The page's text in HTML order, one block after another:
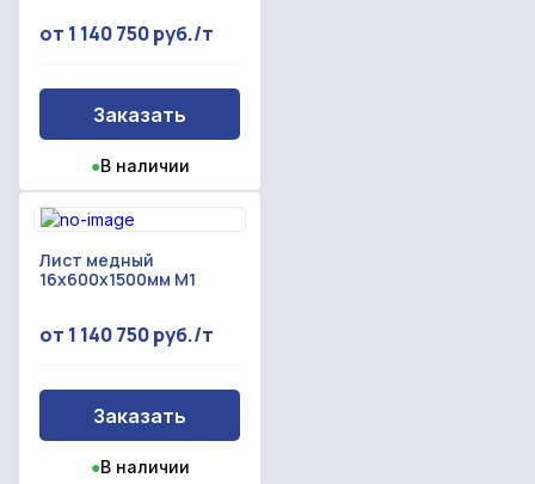
от 1 140 750 руб./т
Заказать
●В наличии
Лист медный
16x600x1500мм М1
от 1 140 750 руб./т
Заказать
●В наличии